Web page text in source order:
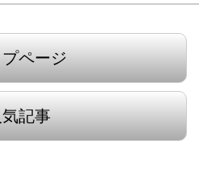
プページ
気記事